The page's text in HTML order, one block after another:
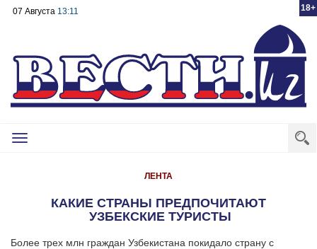
18+
07 Августа 13:11
Toggle
ЛЕНТА
КАКИЕ СТРАНЫ ПРЕДПОЧИТАЮТ
УЗБЕКСКИЕ ТУРИСТЫ
Более трех млн граждан Узбекистана покидало страну с